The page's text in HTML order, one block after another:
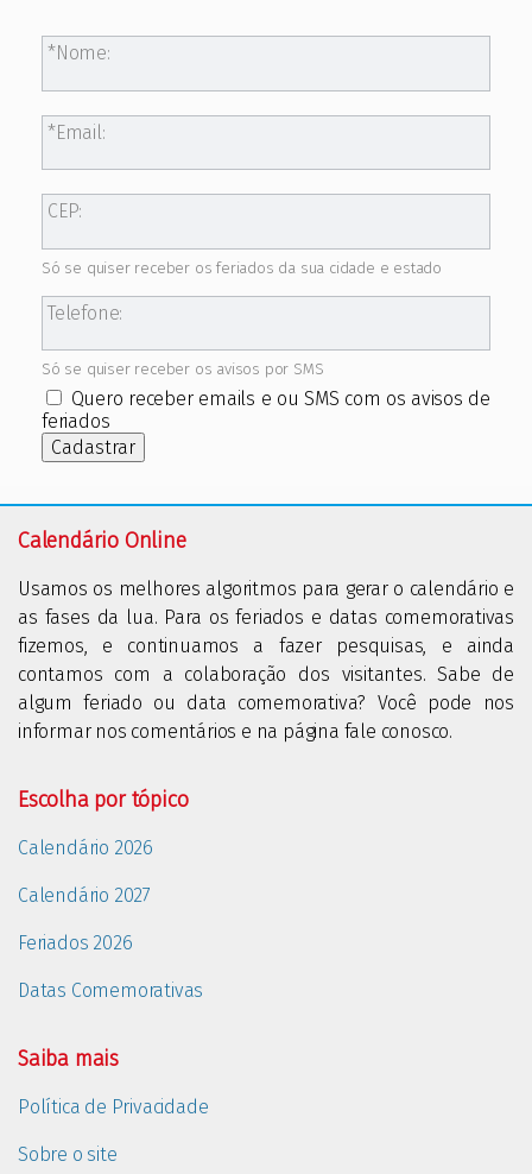
Nome:
Email:
CEP:
Só se quiser receber os feriados da sua cidade e estado
Telefone:
Só se quiser receber os avisos por SMS
Quero receber emails e ou SMS com os avisos de
feriados
Cadastrar
Calendário Online
Usamos os melhores algoritmos para gerar o calendário e
as fases da lua. Para os feriados e datas comemorativas
fizemos, e continuamos a fazer pesquisas, e ainda
contamos com a colaboração dos visitantes. Sabe de
algum feriado ou data comemorativa? Você pode nos
informar nos comentários e na página fale conosco.
Escolha por tópico
Calendário 2026
Calendário 2027
Feriados 2026
Datas Comemorativas
Saiba mais
Política de Privacidade
Sobre o site